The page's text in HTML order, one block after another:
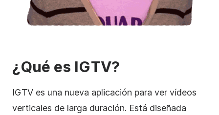
¿Qué es IGTV?
IGTV es una nueva aplicación para ver vídeos
verticales de larga duración. Está diseñada